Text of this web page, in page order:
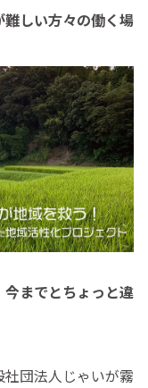
難しい方々の働く場
までとちょっと違
団法人じゃいが霧